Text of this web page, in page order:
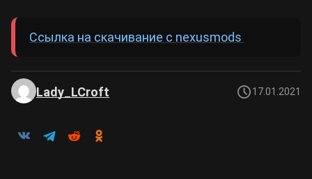
Ссылка на скачивание с nexusmods
Lady_LCroft 17.01.2021